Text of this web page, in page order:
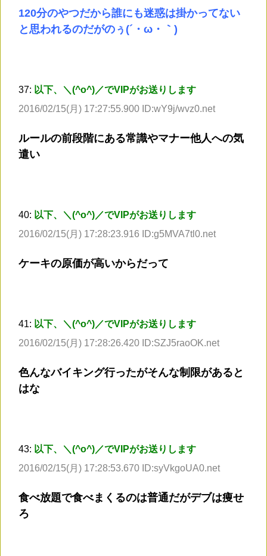
120分のやつだから誰にも迷惑は掛かってない
と思われるのだがのぅ(´・ω・｀)
37: 以下、＼(^o^)／でVIPがお送りします
2016/02/15(月) 17:27:55.900 ID:wY9j/wvz0.net
ルールの前段階にある常識やマナー他人への気
遣い
40: 以下、＼(^o^)／でVIPがお送りします
2016/02/15(月) 17:28:23.916 ID:g5MVA7tl0.net
ケーキの原価が高いからだって
41: 以下、＼(^o^)／でVIPがお送りします
2016/02/15(月) 17:28:26.420 ID:SZJ5raoOK.net
色んなバイキング行ったがそんな制限があると
はな
43: 以下、＼(^o^)／でVIPがお送りします
2016/02/15(月) 17:28:53.670 ID:syVkgoUA0.net
食べ放題で食べまくるのは普通だがデブは痩せ
ろ